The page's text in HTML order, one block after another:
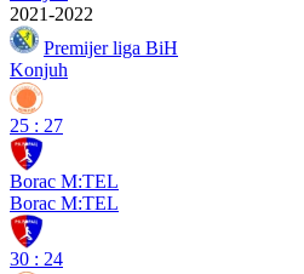
2021-2022
Premijer liga BiH
Konjuh
25 : 27
Borac M:TEL
Borac M:TEL
30 : 24